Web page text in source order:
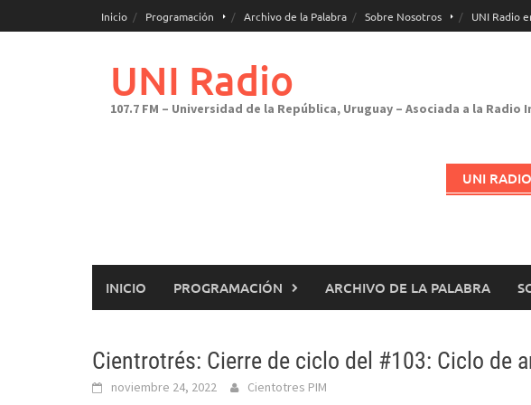
al
Inicio Programación Archivo de la Palabra Sobre Nosotros UNI Radio
UNI Radio
107.7 FM – Universidad de la República, Uruguay – Asociada a la
UNI
INICIO PROGRAMACIÓN ARCHIVO DE LA PALABRA
Cientrotrés: Cierre de ciclo del #103: Ciclo de
noviembre 24, 2022 Cientotres PIM